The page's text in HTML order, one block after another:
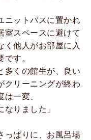
ニットバスに置かれ
室スペースに避けて
く他人がお部屋に入
す。
多くの館生が、良い
クリーニングが終わ
一変、
なりました」
っぱりに、お風呂場